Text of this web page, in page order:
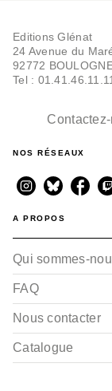
Editions Glénat
24 Avenue du
92772
Tel : 01.41.46.11.11
NOS RÉSEAUX
A PROPOS
Qui sommes-
FAQ
Nous contacter
Catalogue